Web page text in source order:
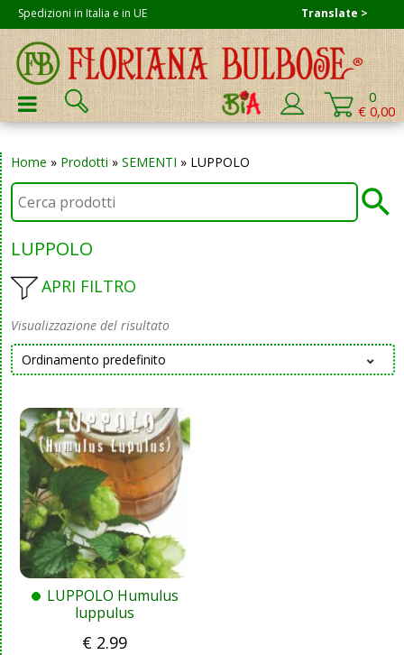
Skip
to
content
Spedizioni in Italia e in UE
Cerca:
0
€ 0,00
PRIMARY MENU
Home » Prodotti » SEMENTI » LUPPOLO
LUPPOLO
APRI FILTRO
Visualizzazione del risultato
LUPPOLO Humulus
luppulus
€ 2.99
Translate >